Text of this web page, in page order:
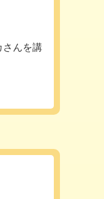
さんを講